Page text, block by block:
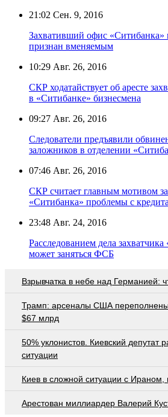
21:02 Сен. 9, 2016
Захвативший офис «Ситибанка»
признан вменяемым
10:29 Авг. 26, 2016
СКР ходатайствует об аресте
в «Ситибанке» бизнесмена
09:27 Авг. 26, 2016
Следователи предъявили
заложников в отделении
07:46 Авг. 26, 2016
СКР считает главным мотивом
«Ситибанка» проблемы с
23:48 Авг. 24, 2016
Расследованием дела
может заняться ФСБ
Взрывчатка в небе над Германией:
Трамп: арсеналы США
$67 млрд
50% уклонистов. Киевский депутат
ситуации
Киев в сложной ситуации с Ираном,
Арестован миллиардер Валерий